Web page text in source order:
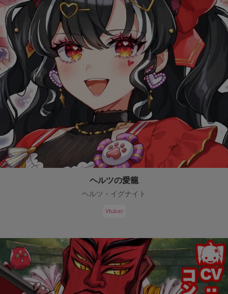
ヘルツの愛籠
ヘルツ・イグナイト
Vtuber